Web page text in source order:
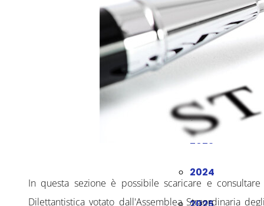
Gennaio
2020
2021
2022
2023
2024
In questa sezione è possibile scaricare e
Dilettantistica votato dall'Assemblea Straordinaria